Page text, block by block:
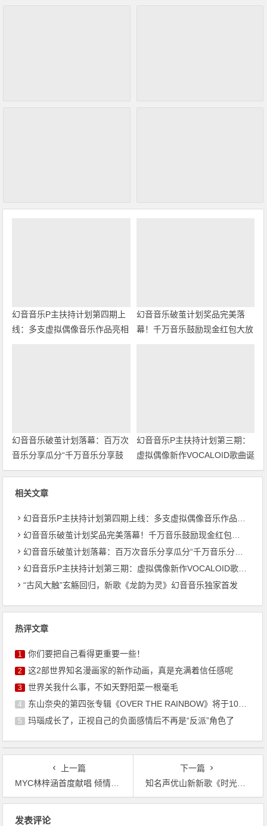
幻音音乐P主扶持计划第四期上
线：多支虚拟偶像音乐作品亮相
幻音音乐破茧计划奖品完美落
幕！千万音乐鼓励现金红包大放
幻音音乐破茧计划落幕：百万次
音乐分享瓜分“千万音乐分享鼓
励金”
幻音音乐P主扶持计划第三期：
虚拟偶像新作VOCALOID歌曲诞
生
相关文章
幻音音乐P主扶持计划第四期上线：多支虚拟偶像音乐作品亮相
幻音音乐破茧计划奖品完美落幕！千万音乐鼓励现金红包大放送
幻音音乐破茧计划落幕：百万次音乐分享瓜分“千万音乐分享鼓励金”
幻音音乐P主扶持计划第三期：虚拟偶像新作VOCALOID歌曲诞生
“古风大触”玄觞回归，新歌《龙韵为灵》幻音音乐独家首发
热评文章
1 你们要把自己看得更重要一些！
2 这2部世界知名漫画家的新作动画，真是充满着信任感呢
3 世界关我什么事，不如天野阳菜一根毫毛
4 东山奈央的第四张专辑《OVER THE RAINBOW》将于10月7日发售
5 玛瑙成长了，正视自己的负面感情后不再是“反派”角色了
上一篇
MYC林梓涵首度献唱 倾情演绎《超游世界》ED《海鸥》
下一篇
知名声优山新新歌《时光投影》首发幻音音乐社区
发表评论